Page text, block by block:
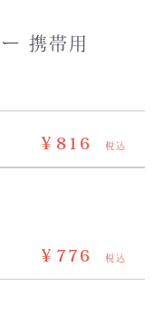
携帯用
￥816 税込
￥776 税込